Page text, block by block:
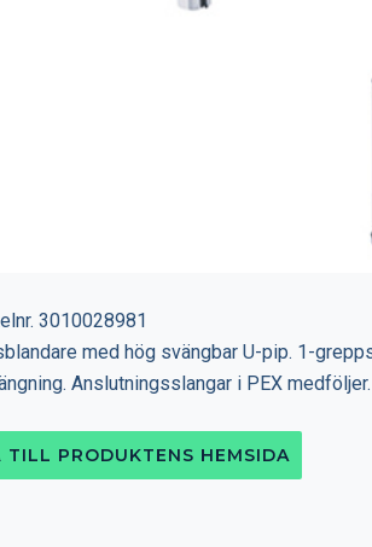
3010028981
med hög svängbar U-pip. 1-
Anslutningsslangar i PEX
TILL PRODUKTENS HEMSIDA